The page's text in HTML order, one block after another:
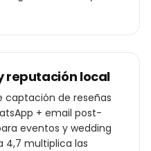
reputación local
captación de reseñas
+ email post-
eventos y wedding
4,7 multiplica las